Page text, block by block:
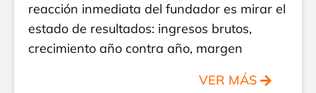
reacción inmediata del fundador es mirar el
estado de resultados: ingresos brutos,
crecimiento año contra año, margen
VER MÁS